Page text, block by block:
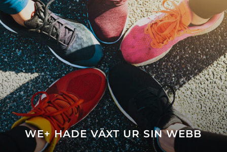
WE+ HADE VÄXT UR SIN WEBB